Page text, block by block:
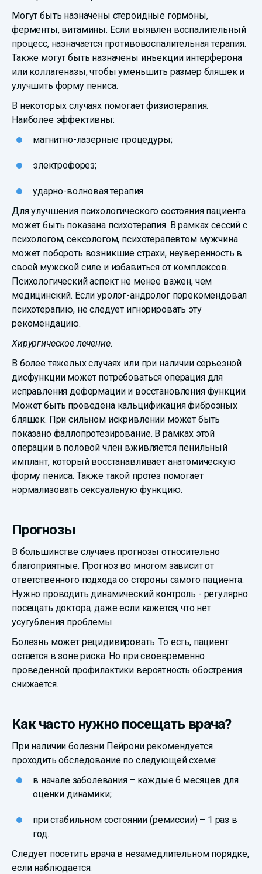
Могут быть назначены стероидные гормоны,
ферменты, витамины. Если выявлен воспалительный
процесс, назначается противовоспалительная терапия.
Также могут быть назначены инъекции интерферона
или коллагеназы, чтобы уменьшить размер бляшек и
улучшить форму пениса.
В некоторых случаях помогает физиотерапия.
Наиболее эффективны:
магнитно-лазерные процедуры;
электрофорез;
ударно-волновая терапия.
Для улучшения психологического состояния пациента
может быть показана психотерапия. В рамках сессий с
психологом, сексологом, психотерапевтом мужчина
может побороть возникшие страхи, неуверенность в
своей мужской силе и избавиться от комплексов.
Психологический аспект не менее важен, чем
медицинский. Если уролог-андролог порекомендовал
психотерапию, не следует игнорировать эту
рекомендацию.
Хирургическое лечение.
В более тяжелых случаях или при наличии серьезной
дисфункции может потребоваться операция для
исправления деформации и восстановления функции.
Может быть проведена кальцификация фиброзных
бляшек. При сильном искривлении может быть
показано фаллопротезирование. В рамках этой
операции в половой член вживляется пенильный
имплант, который восстанавливает анатомическую
форму пениса. Также такой протез помогает
нормализовать сексуальную функцию.
Прогнозы
В большинстве случаев прогнозы относительно
благоприятные. Прогноз во многом зависит от
ответственного подхода со стороны самого пациента.
Нужно проводить динамический контроль - регулярно
посещать доктора, даже если кажется, что нет
усугубления проблемы.
Болезнь может рецидивировать. То есть, пациент
остается в зоне риска. Но при своевременно
проведенной профилактики вероятность обострения
снижается.
Как часто нужно посещать врача?
При наличии болезни Пейрони рекомендуется
проходить обследование по следующей схеме:
в начале заболевания – каждые 6 месяцев для
оценки динамики;
при стабильном состоянии (ремиссии) – 1 раз в
год.
Следует посетить врача в незамедлительном порядке,
если наблюдается: